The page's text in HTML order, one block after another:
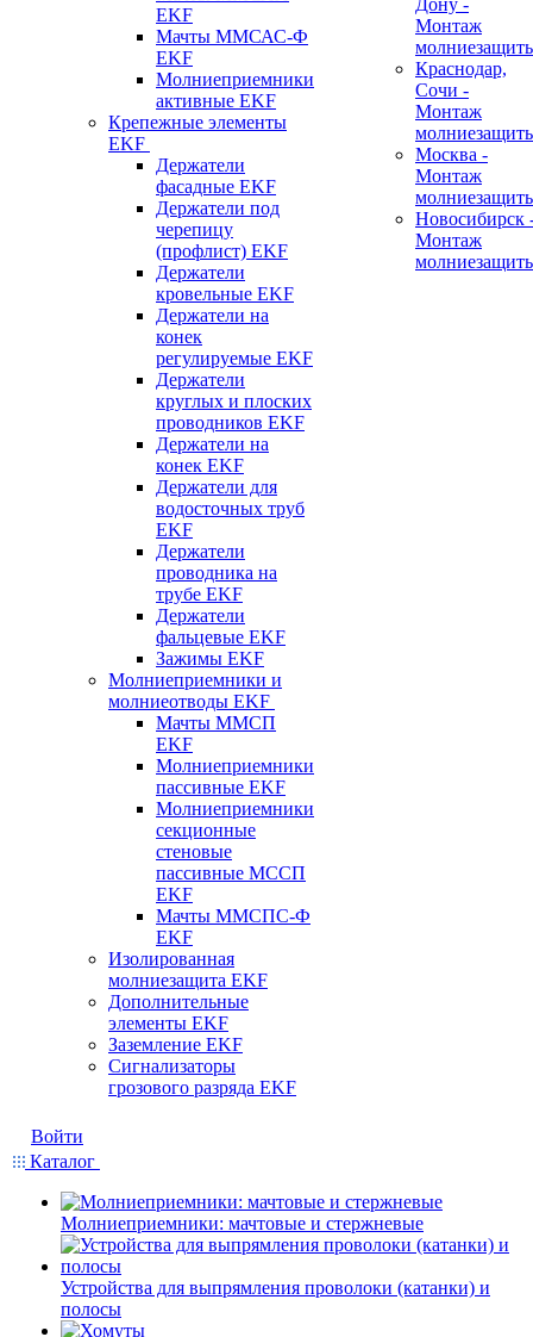
EKF
Мачты ММСАС-Ф
EKF
Молниеприемники
активные EKF
Крепежные элементы
EKF
Держатели
фасадные EKF
Держатели под
черепицу
(профлист) EKF
Держатели
кровельные EKF
Держатели на
конек
регулируемые EKF
Держатели
круглых и плоских
проводников EKF
Держатели на
конек EKF
Держатели для
водосточных труб
EKF
Держатели
проводника на
трубе EKF
Держатели
фальцевые EKF
Зажимы EKF
Молниеприемники и
молниеотводы EKF
Мачты ММСП
EKF
Молниеприемники
пассивные EKF
Молниеприемники
секционные
стеновые
пассивные МССП
EKF
Мачты ММСПС-Ф
EKF
Изолированная
молниезащита EKF
Дополнительные
элементы EKF
Заземление EKF
Сигнализаторы
грозового разряда EKF
Дону -
Монтаж
Краснодар,
Сочи -
Монтаж
Москва -
Монтаж
Новосибирск
Монтаж
Войти
Каталог
Молниеприемники: мачтовые и стержневые
Устройства для выпрямления проволоки (катанки) и
полосы